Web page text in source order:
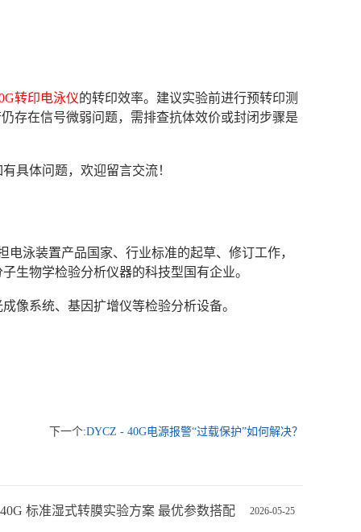
转印电泳仪的转印效率。建议实验前进行预转印测
存在信号微弱问题，需排查抗体效价或封闭步骤是
具体问题，欢迎留言交流！
泳装置产品国家、行业标准的起草、修订工作，
生物学检验分析仪器的科技型国有企业。
像系统、基因扩增仪等检验分析设备。
下一个:DYCZ - 40G电源报警“过载保护”如何解决？
2026-05-25
标准湿式转膜实验方案 最优参数搭配